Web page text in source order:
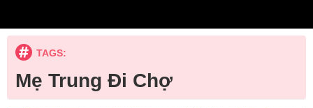
TAGS:
Mẹ Trung Đi Chợ